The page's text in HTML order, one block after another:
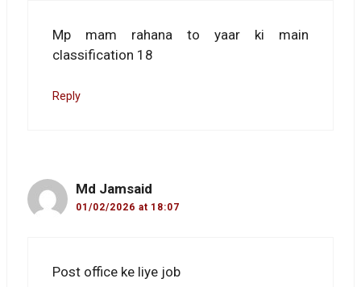
Mp mam rahana to yaar ki main
classification 18
Reply
Md Jamsaid
01/02/2026 at 18:07
Post office ke liye job